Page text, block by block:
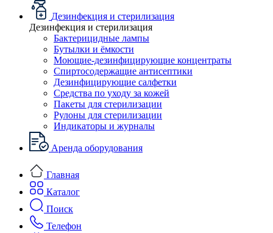
Дезинфекция и стерилизация
Дезинфекция и стерилизация
Бактерицидные лампы
Бутылки и ёмкости
Моющие-дезинфицирующие концентраты
Спиртосодержащие антисептики
Дезинфицирующие салфетки
Средства по уходу за кожей
Пакеты для стерилизации
Рулоны для стерилизации
Индикаторы и журналы
Аренда оборудования
Главная
Каталог
Поиск
Телефон